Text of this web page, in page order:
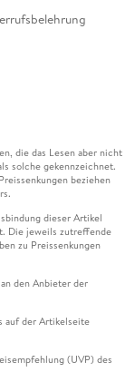
die das Lesen aber nicht
solche gekennzeichnet.
beziehen
dieser Artikel
Die jeweils zutreffende
zu Preissenkungen
den Anbieter der
auf der Artikelseite
(UVP) des